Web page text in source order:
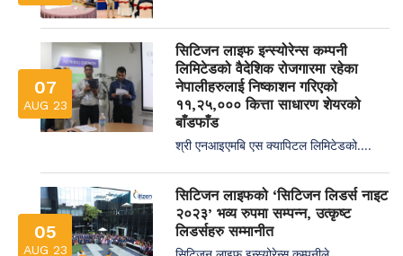
07
AUG 23
सिटिजन लाइफ इन्स्योरेन्स कम्पनी
लिमिटेडको वैदेशिक रोजगारमा रहेका
नेपालीहरुलाई निष्काशन गरिएको
११,२५,००० कित्ता साधारण शेयरको
बाँडफाँड
श्री एनआइएमबि एस क्यापिटल लिमिटेडको....
05
AUG 23
सिटिजन लाइफको ‘सिटिजन लिडर्स नाइट
२०२३’ भव्य रुपमा सम्पन्न, उत्कृष्ट
लिडर्सहरु सम्मानीत